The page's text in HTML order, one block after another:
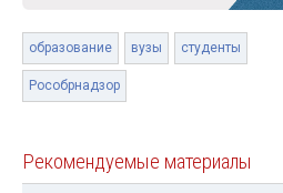
образование вузы студенты
Рособрнадзор
Рекомендуемые материалы